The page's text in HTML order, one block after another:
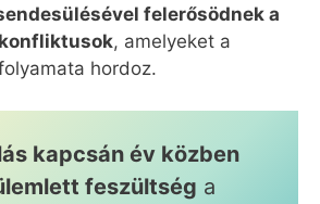
felerősödnek a
, amelyeket a
hordoz.
kapcsán év közben
feszültség a